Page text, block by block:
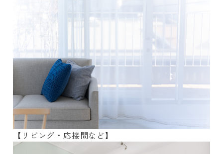
【リビング・応接間など】